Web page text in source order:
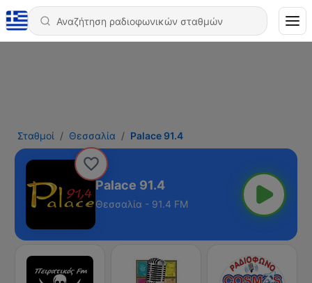
Σταθμοί Θεσσαλία Palace 91.4
Palace 91.4
Θεσσαλία - 91.4 FM